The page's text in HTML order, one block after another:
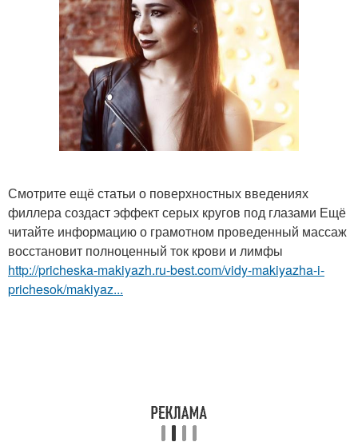
Смотрите ещё статьи о поверхностных введениях
филлера создаст эффект серых кругов под глазами Ещё
читайте информацию о грамотном проведенный массаж
восстановит полноценный ток крови и лимфы
http://pricheska-makiyazh.ru-best.com/vidy-makiyazha-i-
prichesok/makiyaz...